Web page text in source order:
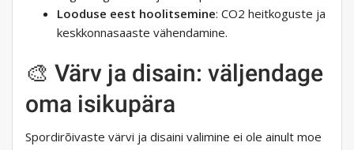
Looduse eest hoolitsemine: CO2 heitkoguste ja
keskkonnasaaste vähendamine.
🎨 Värv ja disain: väljendage
oma isikupära
Spordirõivaste värvi ja disaini valimine ei ole ainult moe